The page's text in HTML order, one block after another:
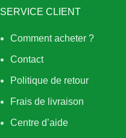
SERVICE CLIENT
Comment acheter ?
Contact
Politique de retour
Frais de livraison
Centre d’aide